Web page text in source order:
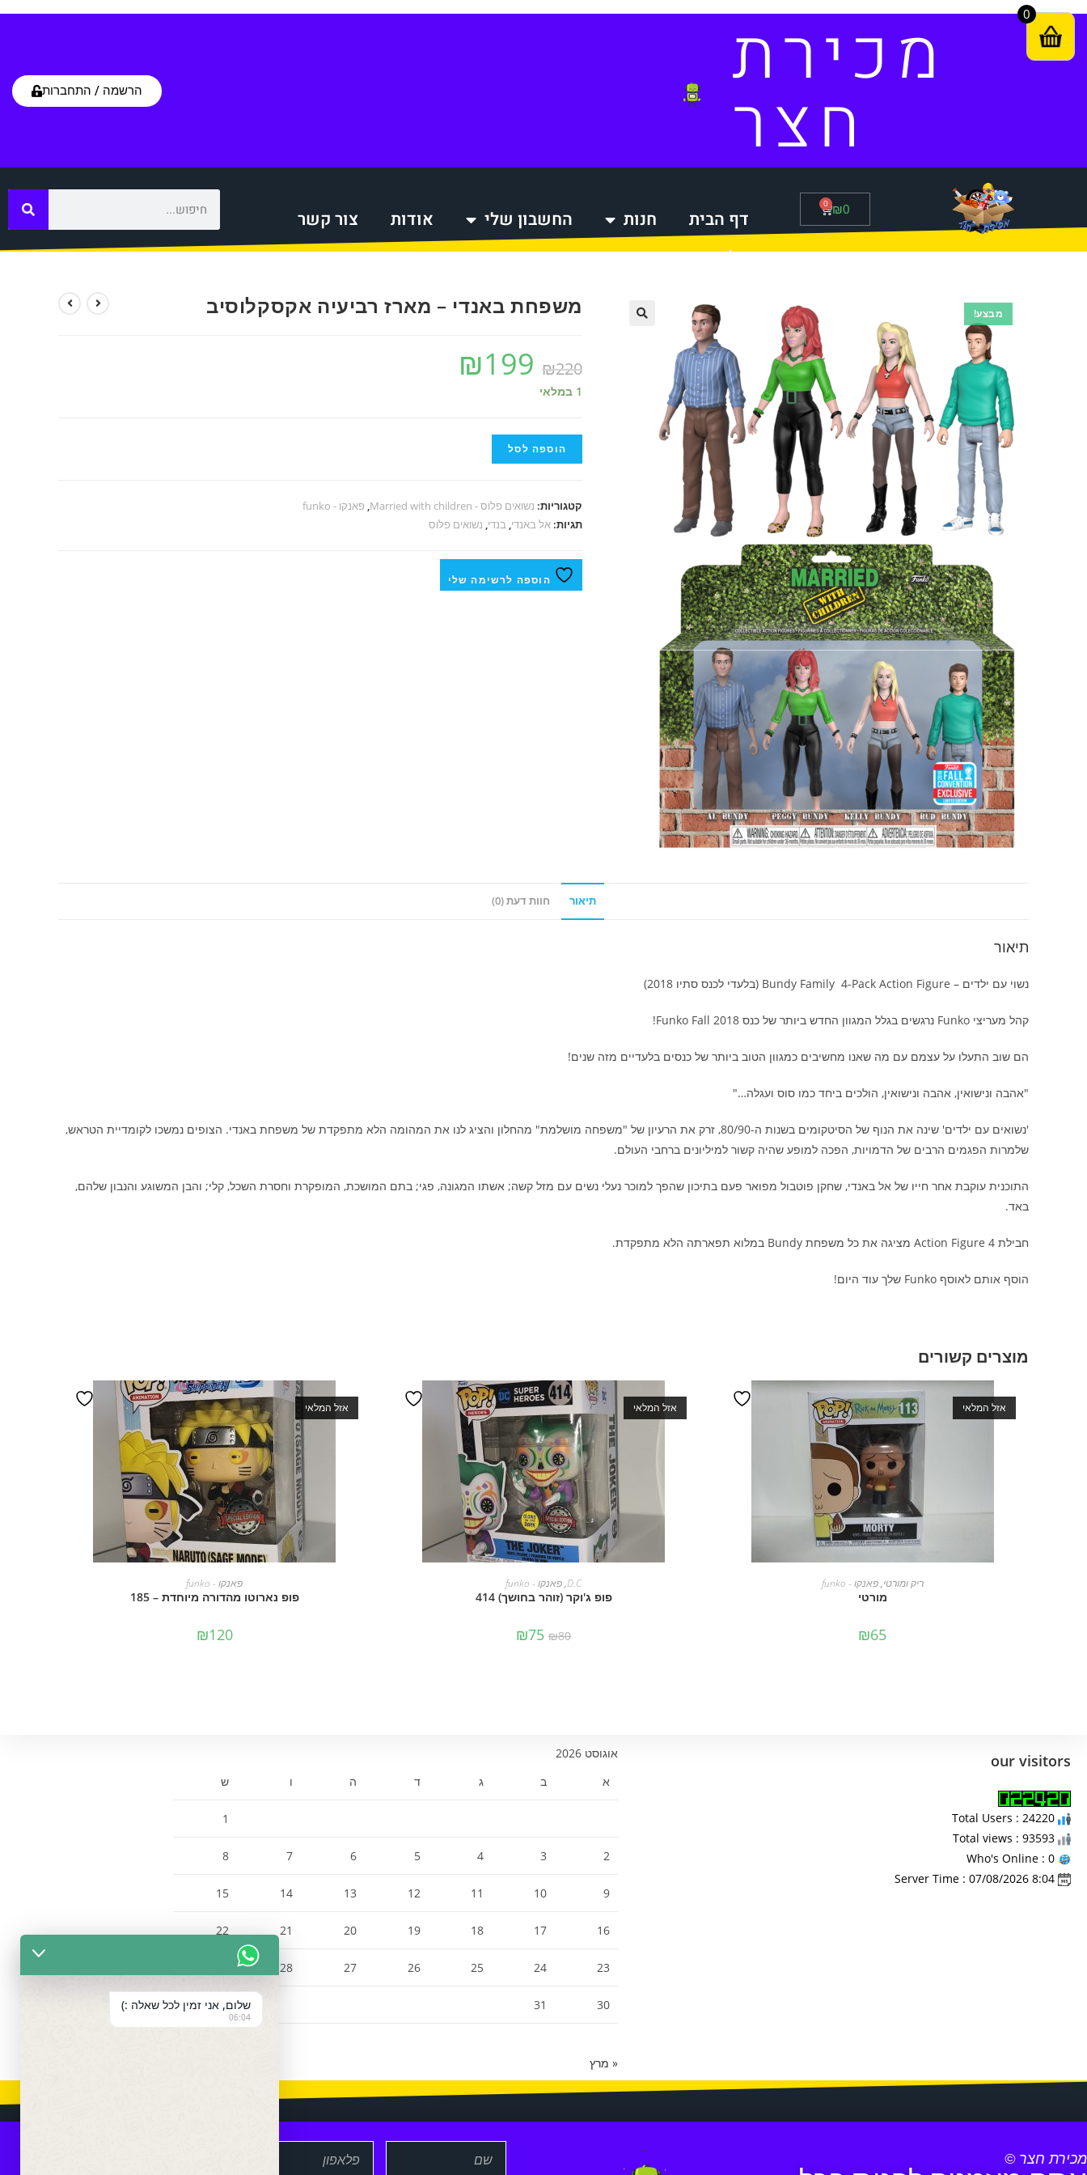
מכירת
חצר הרשמה / התחברות
₪0
0
דף הבית חנות החשבון שלי אודות
צור קשר
סל הקניות
מבצע! משפחת באנדי – מארז רביעיה אקסקלוסיב
₪220
₪199
1 במלאי
הוספה לסל
קטגוריות: נשואים פלוס - Married with children , פאנקו - funko
תגיות: אל באנדי, בנדי, נשואים פלוס
הוספה לרשימה שלי
תיאור חוות דעת (0)
תיאור
נשוי עם ילדים – Bundy Family 4-Pack Action Figure (בלעדי לכנס סתיו 2018)
קהל מעריצי Funko נרגשים בגלל המגוון החדש ביותר של כנס Funko Fall 2018!
הם שוב התעלו על עצמם עם מה שאנו מחשיבים כמגוון הטוב ביותר של כנסים בלעדיים מזה שנים!
"אהבה ונישואין, אהבה ונישואין, הולכים ביחד כמו סוס ועגלה…"
'נשואים עם ילדים' שינה את הנוף של הסיטקומים בשנות ה-80/90, זרק את הרעיון של "משפחה מושלמת" מהחלון והציג לנו את המהומה הלא מתפקדת של משפחת באנדי. הצופים נמשכו לקומדיית הטראש,
שלמרות הפגמים הרבים של הדמויות, הפכה למופע שהיה קשור למיליונים ברחבי העולם.
התוכנית עוקבת אחר חייו של אל באנדי, שחקן פוטבול מפואר פעם בתיכון שהפך למוכר נעלי נשים עם מזל קשה; אשתו המגונה, פגי; בתם המושכת, המופקרת וחסרת השכל, קלי; והבן המשוגע והנבון שלהם,
באד.
חבילת Action Figure 4 מציגה את כל משפחת Bundy במלוא תפארתה הלא מתפקדת.
הוסף אותם לאוסף Funko שלך עוד היום!
מוצרים קשורים
אזל המלאי
מידע נוסףריק ומורטי,פאנקו - funko
מורטי
₪65
אזל המלאי
מידע נוסףD.C
,פאנקו - funko
פופ ג'וקר (זוהר בחושך) 414
₪80
₪75
אזל המלאי
מידע נוסף
פאנקו - funko
פופ נארוטו מהדורה מיוחדת – 185
₪120
our visitors
אוגוסט 2026
א
ב ג ד ה ו ש
1
2
3
4
5
6
7
8
9
10
11
12
13
14
15
16
17
18
19
20
21
22
23
24
25
26
27
28
30
31
« מרץ
מכירת חצר ©
0
שלום, אני זמין לכל שאלה :)
06:04